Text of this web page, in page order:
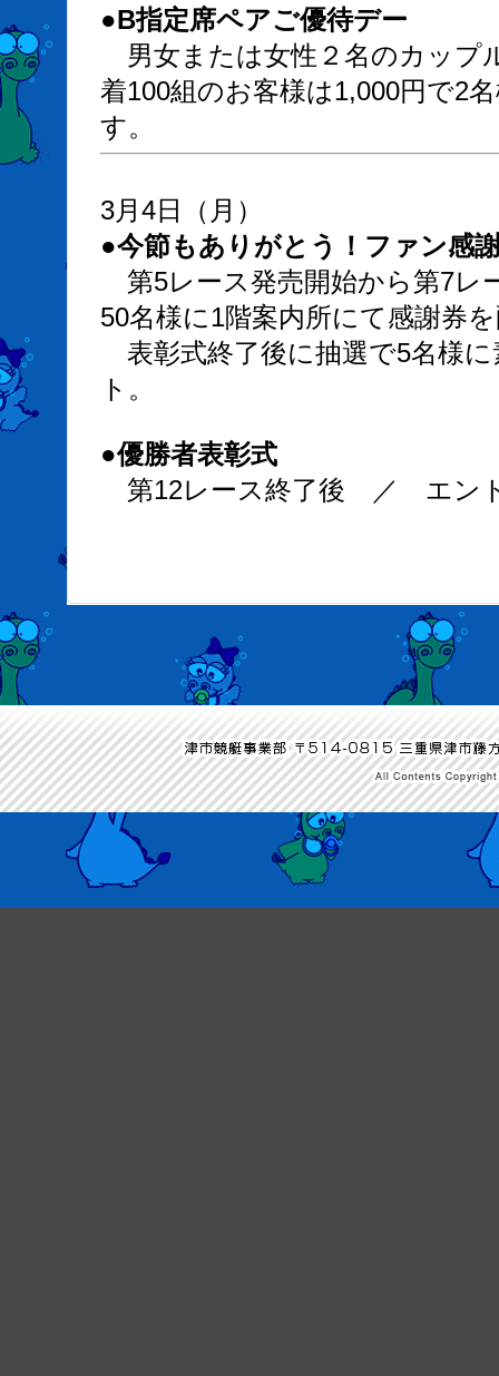
●B指定席ペアご優待デー
男女または女性２名のカップ
着100組のお客様は1,000円で2
す。
3月4日（月）
●今節もありがとう！ファン感
第5レース発売開始から第7レ
50名様に1階案内所にて感謝券
表彰式終了後に抽選で5名様
ト。
●優勝者表彰式
第12レース終了後 ／ エン